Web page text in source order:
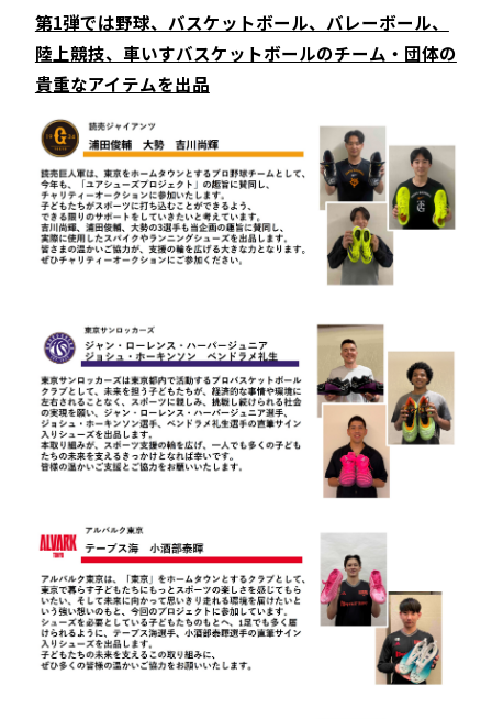
第1弾では野球、バスケットボール、バレーボール、
陸上競技、車いすバスケットボールのチーム・団体の
貴重なアイテムを出品